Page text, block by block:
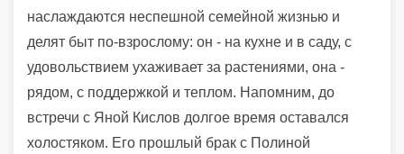
наслаждаются неспешной семейной жизнью и
делят быт по-взрослому: он - на кухне и в саду, с
удовольствием ухаживает за растениями, она -
рядом, с поддержкой и теплом. Напомним, до
встречи с Яной Кислов долгое время оставался
холостяком. Его прошлый брак с Полиной